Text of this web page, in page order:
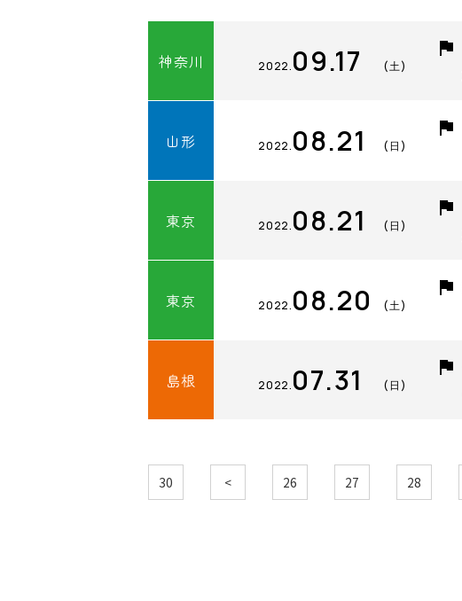
神奈川 2022.09.17 (土)
山形 2022.08.21 (日)
東京 2022.08.21 (日)
東京 2022.08.20 (土)
島根 2022.07.31 (日)
30 < 26 27 28